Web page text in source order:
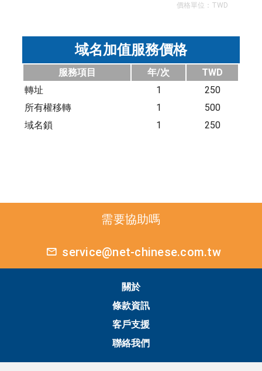
價格單位：TWD
域名加值服務價格
服務項目 年/次
TWD
轉址
1
250
所有權移轉
1
500
域名鎖
1 250
需要協助嗎
service@net-chinese.com.tw
關於
條款資訊
客戶支援
聯絡我們